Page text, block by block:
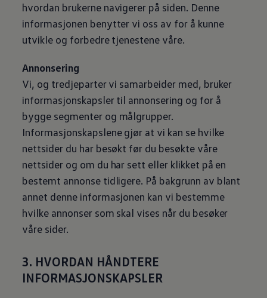
hvordan brukerne navigerer på siden. Denne
informasjonen benytter vi oss av for å kunne
utvikle og forbedre tjenestene våre.
Annonsering
Vi, og tredjeparter vi samarbeider med, bruker
informasjonskapsler til annonsering og for å
bygge segmenter og målgrupper.
Informasjonskapslene gjør at vi kan se hvilke
nettsider du har besøkt før du besøkte våre
nettsider og om du har sett eller klikket på en
bestemt annonse tidligere. På bakgrunn av blant
annet denne informasjonen kan vi bestemme
hvilke annonser som skal vises når du besøker
våre sider.
3. HVORDAN HÅNDTERE
INFORMASJONSKAPSLER